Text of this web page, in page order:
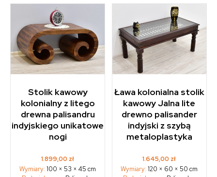
Stolik kawowy
kolonialny z litego
drewna palisandru
indyjskiego unikatowe
nogi
1.899,00 zł
Wymiary:100 × 53 × 45 cm
Ława kolonialna stolik
kawowy Jalna lite
drewno palisander
indyjski z szybą
metaloplastyka
1.645,00 zł
Wymiary:120 × 60 × 50 cm